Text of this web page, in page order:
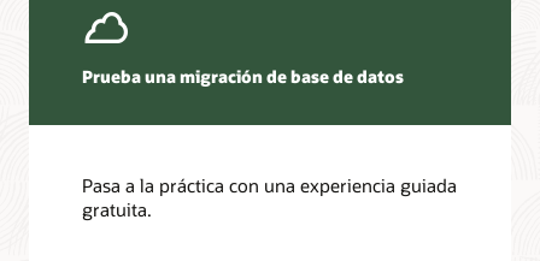
Prueba una migración de base de datos
Pasa a la práctica con una experiencia guiada
gratuita.